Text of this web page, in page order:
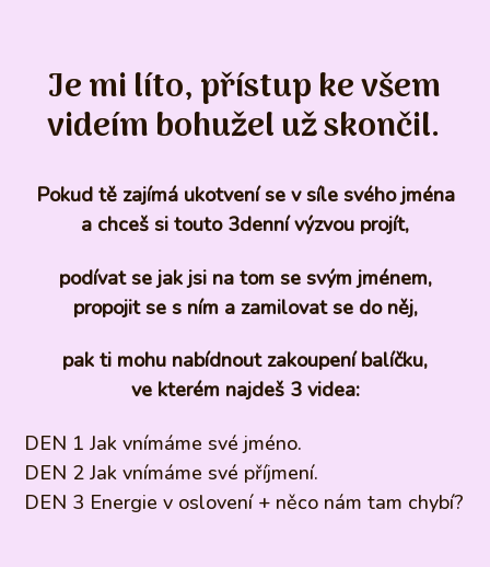
Je mi líto, přístup ke všem
videím bohužel už skončil.
Pokud tě zajímá ukotvení se v síle svého jména
a chceš si touto 3denní výzvou projít,
podívat se jak jsi na tom se svým jménem,
propojit se s ním a zamilovat se do něj,
pak ti mohu nabídnout zakoupení balíčku,
ve kterém najdeš 3 videa:
DEN 1 Jak vnímáme své jméno.
DEN 2 Jak vnímáme své příjmení.
DEN 3 Energie v oslovení + něco nám tam chybí?